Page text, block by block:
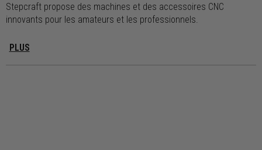
Stepcraft propose des machines et des accessoires CNC
innovants pour les amateurs et les professionnels.
PLUS